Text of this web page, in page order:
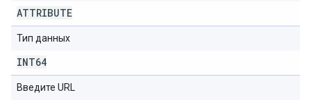
ATTRIBUTE
Тип данных
INT64
Введите URL